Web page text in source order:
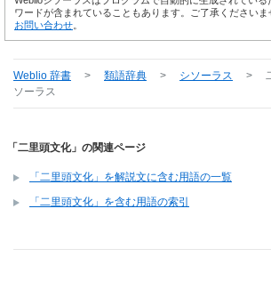
ワードが含まれていることもあります。ご了承くださいま
お問い合わせ
Weblio 辞書 > 類語辞典 > シソーラス >
ソーラス
「二里頭文化」の関連ページ
「二里頭文化」を解説文に含む用語の一覧
「二里頭文化」を含む用語の索引